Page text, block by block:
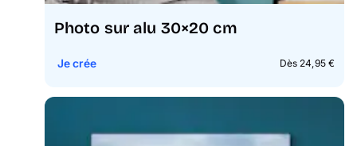
Photo sur alu 30×20 cm
Dès 24,95 €
Je crée